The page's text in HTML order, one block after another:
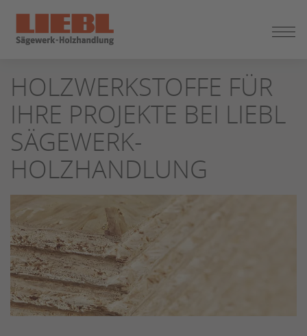
SEITENINHALT
SPRINGEN
HOLZWERKSTOFFE FÜR
IHRE PROJEKTE BEI LIEBL
SÄGEWERK-
HOLZHANDLUNG